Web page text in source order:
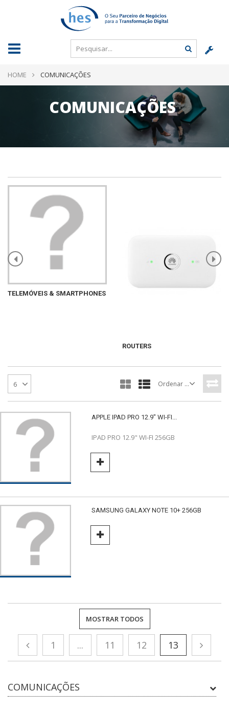
HOME COMUNICAÇÕES
COMUNICAÇÕES
COMUNICAÇÕES
TELEMÓVEIS & SMARTPHONES
ROUTERS
6 Ordenar por
APPLE IPAD PRO 12.9" WI-FI...
IPAD PRO 12.9" WI-FI 256GB
SAMSUNG GALAXY NOTE 10+ 256GB
MOSTRAR TODOS
1 ... 11 12 13